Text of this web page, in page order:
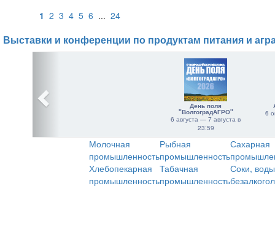
1 2 3 4 5 6 ... 24
Выставки и конференции по продуктам питания и
День поля
"ВолгоградАГРО"
6 августа — 7 августа в
23:59
6
Молочная
промышленность
Рыбная
промышленность
Сахарная
Хлебопекарная
промышленность
Табачная
промышленность
Соки,